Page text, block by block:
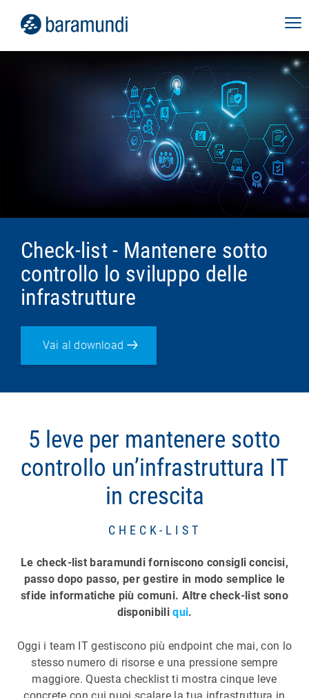
Check-list - Mantenere sotto
controllo lo sviluppo delle
infrastrutture
Vai al download
5 leve per mantenere sotto
controllo un’infrastruttura IT
in crescita
CHECK-LIST
Le check-list baramundi forniscono consigli concisi,
passo dopo passo, per gestire in modo semplice le
sfide informatiche più comuni. Altre check-list sono
disponibiliqui.
Oggi i team IT gestiscono più endpoint che mai, con lo
stesso numero di risorse e una pressione sempre
maggiore. Questa checklist ti mostra cinque leve